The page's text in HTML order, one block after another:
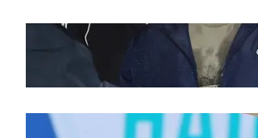
Doček legende
novembar 27, 2025
Ognjen Jaramaz u